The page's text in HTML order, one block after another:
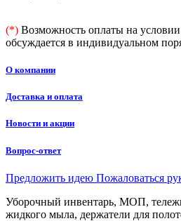
(*) Возможность оплаты на
обсуждается в индивидуальном
О компании
Доставка и оплата
Новости и акции
Вопрос-ответ
Предложить идею Пожаловаться
Уборочный инвентарь, МОП,
жидкого мыла, держатели для